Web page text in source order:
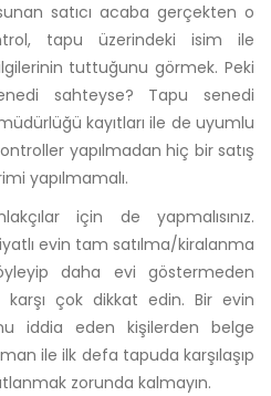
sunan satıcı acaba gerçekten o
tapu üzerindeki isim ile
tuttuğunu görmek. Peki
sahteyse? Tapu senedi
kayıtları ile de uyumlu
yapılmadan hiç bir satış
yapılmamalı.
için de yapmalısınız.
evin tam satılma/kiralanma
daha evi göstermeden
çok dikkat edin. Bir evin
iddia eden kişilerden belge
ile ilk defa tapuda karşılaşıp
zorunda kalmayın.